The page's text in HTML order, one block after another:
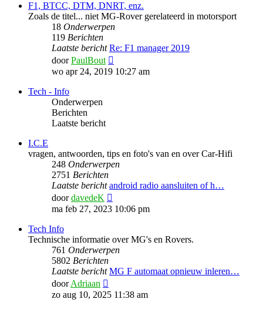
F1, BTCC, DTM, DNRT, enz.
Zoals de titel... niet MG-Rover gerelateerd in motorsport
18 Onderwerpen
119 Berichten
Laatste bericht Re: F1 manager 2019
doorPaulBout
laatste
wo apr 24, 2019 10:27 am
Tech - Info
Onderwerpen
Berichten
Laatste bericht
I.C.E
vragen, antwoorden, tips en foto's van en over Car-Hifi
248 Onderwerpen
2751 Berichten
Laatste bericht android radio aansluiten of h…
doordavedeK
laatste
ma feb 27, 2023 10:06 pm
Tech Info
Technische informatie over MG's en Rovers.
761 Onderwerpen
5802 Berichten
Laatste bericht MG F automaat opnieuw inleren…
doorAdriaan
laatste
zo aug 10, 2025 11:38 am